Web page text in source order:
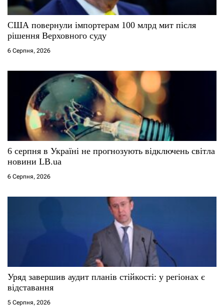
і
в
США повернули імпортерам 100 млрд мит після
рішення Верховного суду
6 Серпня, 2026
6 серпня в Україні не прогнозують відключень світла
новини LB.ua
6 Серпня, 2026
Уряд завершив аудит планів стійкості: у регіонах є
відставання
5 Серпня, 2026